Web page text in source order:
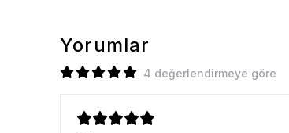
Yorumlar
4 değerlendirmeye göre